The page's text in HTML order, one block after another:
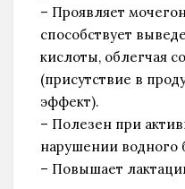
– Проявляет
способствует
кислоты, облегчая
(присутствие в
эффект).
– Полезен при
нарушении водного
– Повышает